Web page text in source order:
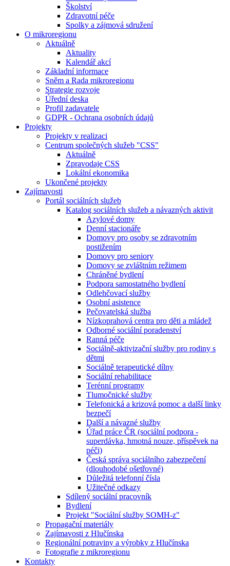
Školství
Zdravotní péče
Spolky a zájmová sdružení
O mikroregionu
Aktuálně
Aktuality
Kalendář akcí
Základní informace
Sněm a Rada mikroregionu
Strategie rozvoje
Úřední deska
Profil zadavatele
GDPR - Ochrana osobních údajů
Projekty
Projekty v realizaci
Centrum společných služeb "CSS"
Aktuálně
Zpravodaje CSS
Lokální ekonomika
Ukončené projekty
Zajímavosti
Portál sociálních služeb
Katalog sociálních služeb a návazných aktivit
Azylové domy
Denní stacionáře
Domovy pro osoby se zdravotním
postižením
Domovy pro seniory
Domovy se zvláštním režimem
Chráněné bydlení
Podpora samostatného bydlení
Odlehčovací služby
Osobní asistence
Pečovatelská služba
Nízkoprahová centra pro děti a mládež
Odborné sociální poradenství
Ranná péče
Sociálně-aktivizační služby pro rodiny s
dětmi
Sociálně terapeutické dílny
Sociální rehabilitace
Terénní programy
Tlumočnické služby
Telefonická a krizová pomoc a další linky
bezpečí
Další a návazné služby
Úřad práce ČR (sociální podpora -
superdávka, hmotná nouze, příspěvek na
péči)
Česká správa sociálního zabezpečení
(dlouhodobé ošetřovné)
Důležitá telefonní čísla
Užitečné odkazy
Sdílený sociální pracovník
Bydlení
Projekt "Sociální služby SOMH-z"
Propagační materiály
Zajímavosti z Hlučínska
Regionální potraviny a výrobky z Hlučínska
Fotografie z mikroregionu
Kontakty